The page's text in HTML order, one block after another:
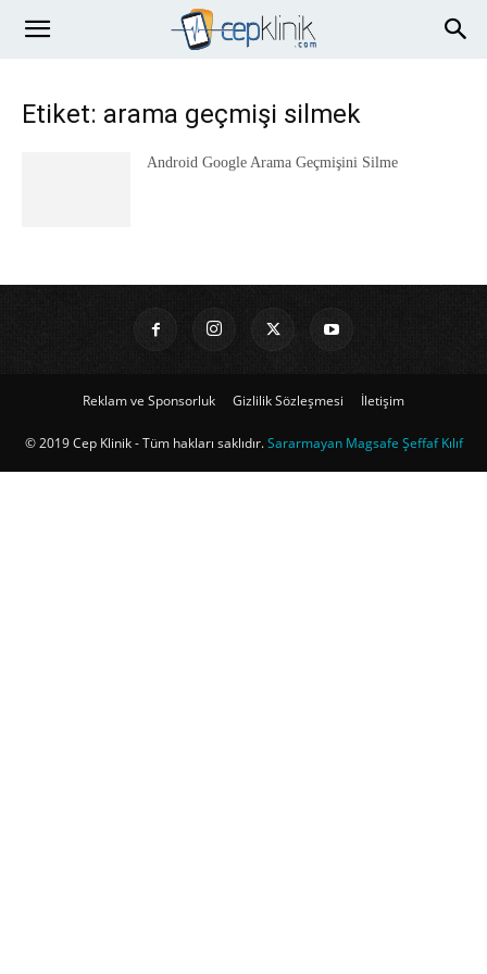
Etiket: arama geçmişi silmek
Android Google Arama Geçmişini Silme
Reklam ve Sponsorluk Gizlilik Sözleşmesi İletişim
© 2019 Cep Klinik - Tüm hakları saklıdır.Sararmayan Magsafe Şeffaf Kılıf